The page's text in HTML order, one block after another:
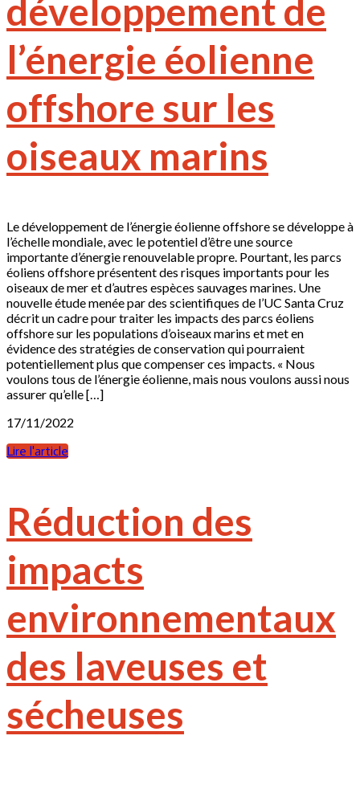
développement de
l’énergie éolienne
offshore sur les
oiseaux marins
Le développement de l’énergie éolienne offshore se développe à
l’échelle mondiale, avec le potentiel d’être une source
importante d’énergie renouvelable propre. Pourtant, les parcs
éoliens offshore présentent des risques importants pour les
oiseaux de mer et d’autres espèces sauvages marines. Une
nouvelle étude menée par des scientifiques de l’UC Santa Cruz
décrit un cadre pour traiter les impacts des parcs éoliens
offshore sur les populations d’oiseaux marins et met en
évidence des stratégies de conservation qui pourraient
potentiellement plus que compenser ces impacts. « Nous
voulons tous de l’énergie éolienne, mais nous voulons aussi nous
assurer qu’elle […]
17/11/2022
Lire l'article
Réduction des
impacts
environnementaux
des laveuses et
sécheuses